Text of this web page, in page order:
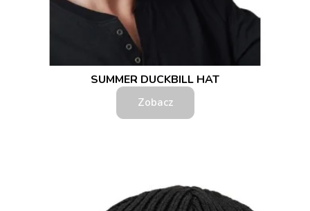
SUMMER DUCKBILL HAT
Zobacz